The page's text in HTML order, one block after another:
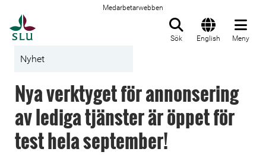
Medarbetarwebben
Sök English Meny
Nyhet
Nya verktyget för annonsering
av lediga tjänster är öppet för
test hela september!